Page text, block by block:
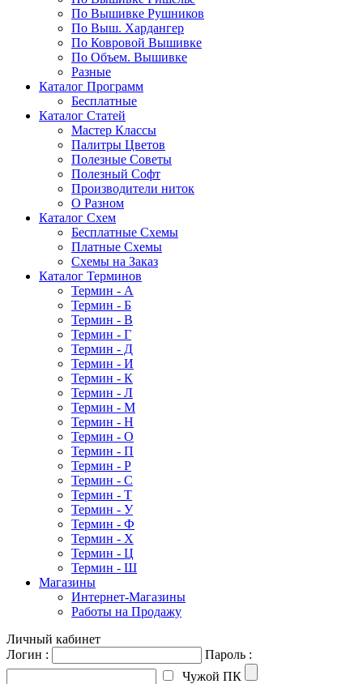
По Вышивке Рушников
По Выш. Хардангер
По Ковровой Вышивке
По Объем. Вышивке
Разные
Каталог Программ
Бесплатные
Каталог Статей
Мастер Классы
Палитры Цветов
Полезные Советы
Полезный Софт
Производители ниток
О Разном
Каталог Схем
Бесплатные Схемы
Платные Схемы
Схемы на Заказ
Каталог Терминов
Термин - А
Термин - Б
Термин - В
Термин - Г
Термин - Д
Термин - И
Термин - К
Термин - Л
Термин - М
Термин - Н
Термин - О
Термин - П
Термин - Р
Термин - С
Термин - Т
Термин - У
Термин - Ф
Термин - Х
Термин - Ц
Термин - Ш
Магазины
Интернет-Магазины
Работы на Продажу
Личный кабинет
Логин :
Пароль :
Чужой ПК